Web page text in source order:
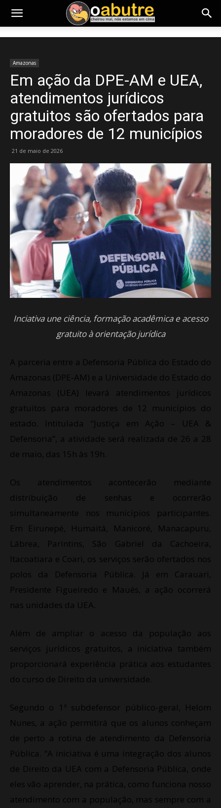
Amazonas
Em ação da DPE-AM e UEA,
atendimentos jurídicos
gratuitos são ofertados para
moradores de 12 municípios
21 de maio de 2026
Inciativa une ciência, formação acadêmica e acesso
gratuito à orientação jurídica
A parceria entre a Defensoria Pública do Estado do
Amazonas (DPE-AM) e a Universidade do Estado do
Amazonas (UEA) levará atendimentos jurídicos
gratuitos para moradores de 12 municípios do
estado. Intitulada “Justiça em Ação – UEA &
Defensoria”, a atividade será realizada de 26 a 28
de maio, das 15h às 19h.
Os atendimentos acontecerão mediante
distribuição de senhas e ocorrerão
simultaneamente nos municípios participantes.
Em Eirunepé, Humaitá, Manicoré, Manacapuru,
Lábrea, Parintins, São Gabriel da Cachoeira,
Itacoatiara e Coari, os serviços serão ofertados nos
polos da Defensoria Pública. Já em Carauari,
Presidente Figueiredo e Maués, a ação ocorrerá
nas unidades da UEA.
Além de ampliar o acesso da população aos
serviços jurídicos gratuitos, a iniciativa também
proporcionará experiência prática aos estudantes
do curso de Direito da universidade.
Segundo o 1º subdefensor público-geral, Helom
Nunes, a ação permitirá que os alunos conheçam
de perto a rotina de atendimento da Defensoria
Pública. “A iniciativa é uma integração dos alunos
de Direito da UEA com a Defensoria Pública, onde
eles vão aprender, na prática, como funciona nosso
atendimento com a população, mas sempre com a